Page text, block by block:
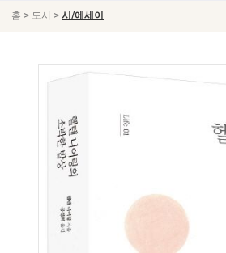
홈 > 도서 > 시/에세이